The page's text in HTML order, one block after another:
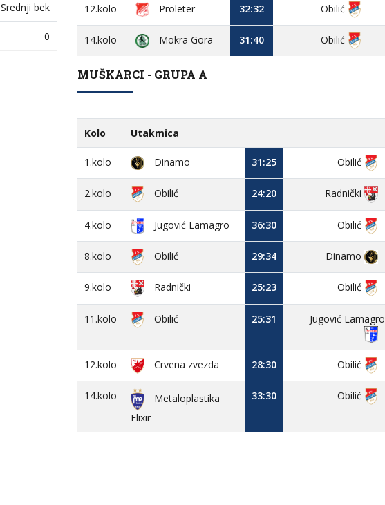
Srednji bek
0
12.kolo Proleter 32:32 Obilić
14.kolo Mokra Gora 31:40 Obilić
MUŠKARCI - GRUPA A
Kolo Utakmica
1.kolo Dinamo 31:25 Obilić
2.kolo Obilić 24:20 Radnički
4.kolo Jugović Lamagro 36:30 Obilić
8.kolo Obilić 29:34 Dinamo
9.kolo Radnički 25:23 Obilić
11.kolo Obilić 25:31 Jugović Lamagro
12.kolo Crvena zvezda 28:30 Obilić
14.kolo
Metaloplastika
Elixir
33:30 Obilić